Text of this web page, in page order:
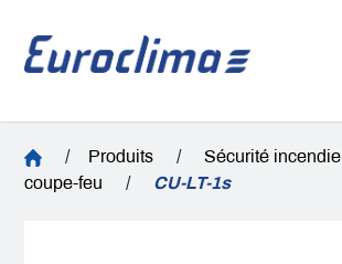
/ Produits / Sécurité incendie
coupe-feu
/ CU-LT-1s